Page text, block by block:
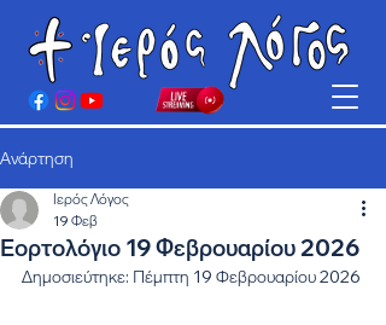
Ανάρτηση
Εορτολόγιο 19 Φεβρουαρίου 2026
Ιερός Λόγος
19 Φεβ
Δημοσιεύτηκε: Πέμπτη 19 Φεβρουαρίου 2026